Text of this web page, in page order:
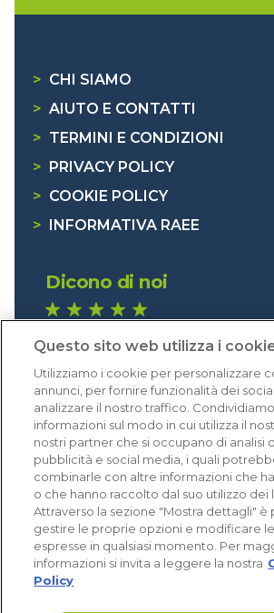
> CHI SIAMO
> AIUTO E CONTATTI
> TERMINI E CONDIZIONI
>
PRIVACY POLICY
> COOKIE POLICY
>
INFORMATIVA RAEE
Dicono di noi
Eccellente (4,8)
Acquisti verificati
Questo sito web utilizza i
Utilizziamo i cookie per personalizzare
annunci, per fornire funzionalità dei
analizzare il nostro traffico.
informazioni sul modo in cui utilizza il
nostri partner che si occupano di analisi
pubblicità e social media, i quali
combinarle con altre informazioni che
o che hanno raccolto dal suo utilizzo dei
Attraverso la sezione "Mostra dettagli" è
gestire le proprie opzioni e modificare
espresse in qualsiasi momento. Per
informazioni si invita a leggere la nostra
Policy